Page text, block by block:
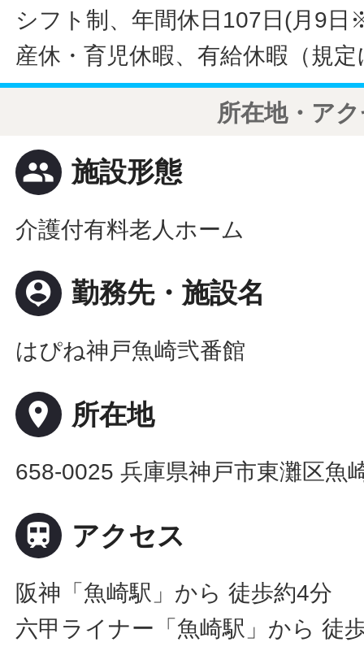
シフト制、年間休日107日(月9
産休・育児休暇、有給休暇（規
所在地・ア
people 施設形態
介護付有料老人ホーム
person_pin 勤務先・施設名
はぴね神戸魚崎弐番館
place 所在地
658-0025 兵庫県神戸市東灘区魚
 アクセス
阪神「魚崎駅」から 徒歩約4分
六甲ライナー「魚崎駅」から 徒